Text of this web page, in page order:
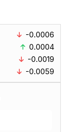
-0.0006
0.0004
-0.0019
-0.0059